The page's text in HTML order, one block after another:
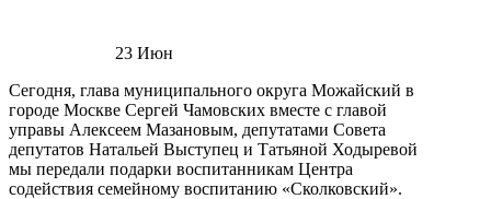
23Июн
Сегодня, глава муниципального округа Можайский в
городе Москве Сергей Чамовских вместе с главой
управы Алексеем Мазановым, депутатами Совета
депутатов Натальей Выступец и Татьяной Ходыревой
мы передали подарки воспитанникам Центра
содействия семейному воспитанию «Сколковский».